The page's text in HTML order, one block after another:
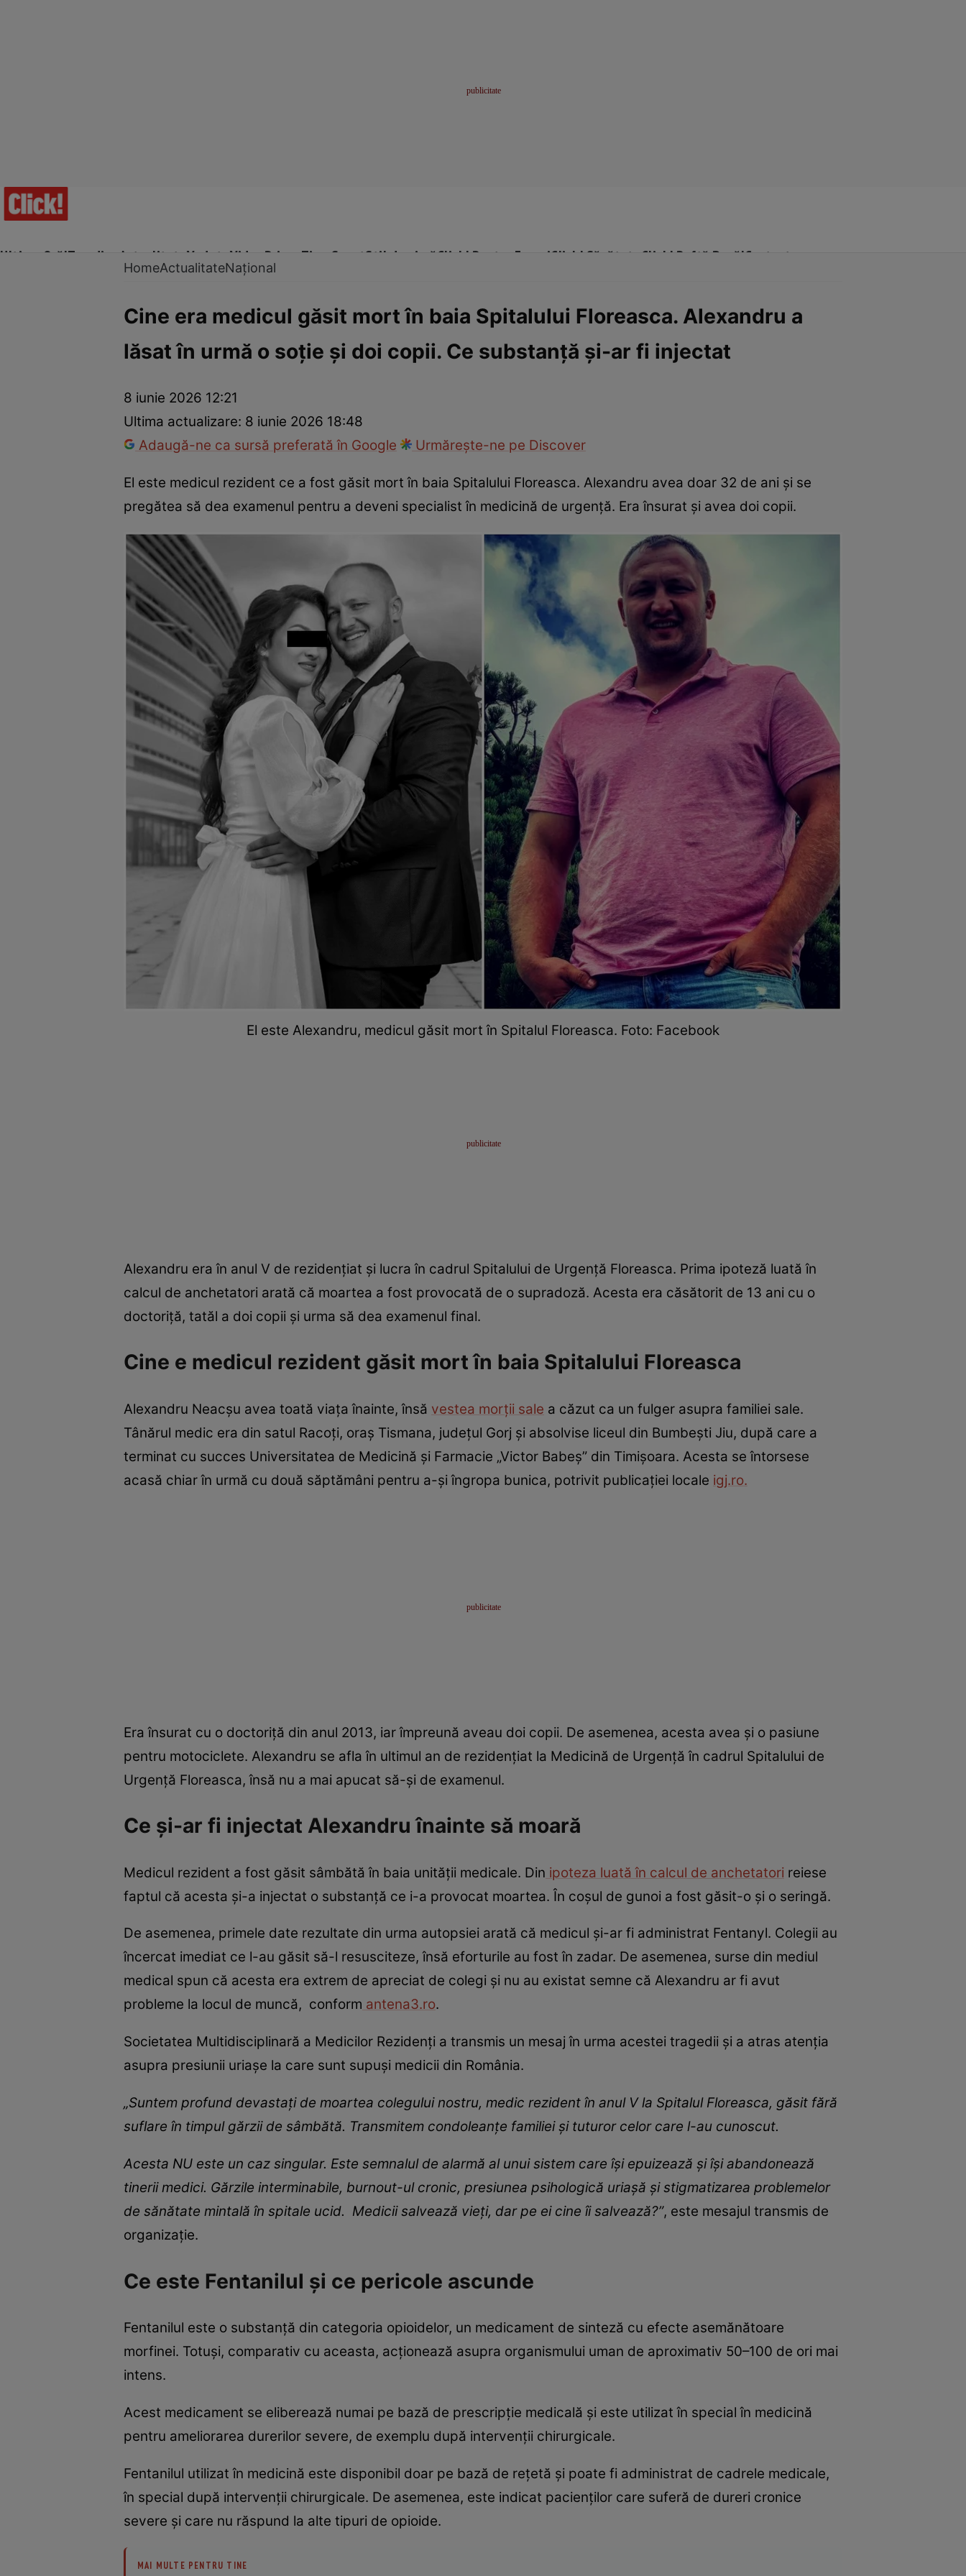
Ultima Oră!Trending Actualitate Vedete Video Prime Time SportStil de viațăClick! Pentru FemeiClick! Sănătate Click! Poftă Bună!Contact
Internațional Fapt diversTehnologieNaționalSport
HomeActualitateNațional
Cine era medicul găsit mort în baia Spitalului Floreasca. Alexandru a
lăsat în urmă o soție și doi copii. Ce substanță și-ar fi injectat
8 iunie 2026 12:21
Ultima actualizare: 8 iunie 2026 18:48
Adaugă-ne ca sursă preferată în Google
Urmărește-ne pe Discover
El este medicul rezident ce a fost găsit mort în baia Spitalului Floreasca. Alexandru avea doar 32 de ani și se
pregătea să dea examenul pentru a deveni specialist în medicină de urgență. Era însurat și avea doi copii.
El este Alexandru, medicul găsit mort în Spitalul Floreasca. Foto: Facebook
Alexandru era în anul V de rezidențiat și lucra în cadrul Spitalului de Urgență Floreasca. Prima ipoteză luată în
calcul de anchetatori arată că moartea a fost provocată de o supradoză. Acesta era căsătorit de 13 ani cu o
doctoriță, tatăl a doi copii și urma să dea examenul final.
Cine e medicul rezident găsit mort în baia Spitalului Floreasca
Alexandru Neacșu avea toată viața înainte, însă vestea morții sale a căzut ca un fulger asupra familiei sale.
Tânărul medic era din satul Racoți, oraș Tismana, județul Gorj și absolvise liceul din Bumbești Jiu, după care a
terminat cu succes Universitatea de Medicină și Farmacie „Victor Babeș” din Timișoara. Acesta se întorsese
acasă chiar în urmă cu două săptămâni pentru a-și îngropa bunica, potrivit publicației locale igj.ro.
Era însurat cu o doctoriță din anul 2013, iar împreună aveau doi copii. De asemenea, acesta avea și o pasiune
pentru motociclete. Alexandru se afla în ultimul an de rezidențiat la Medicină de Urgenţă în cadrul Spitalului de
Urgenţă Floreasca, însă nu a mai apucat să-și de examenul.
Ce și-ar fi injectat Alexandru înainte să moară
Medicul rezident a fost găsit sâmbătă în baia unității medicale. Din ipoteza luată în calcul de anchetatori reiese
faptul că acesta și-a injectat o substanță ce i-a provocat moartea. În coșul de gunoi a fost găsit-o și o seringă.
De asemenea, primele date rezultate din urma autopsiei arată că medicul și-ar fi administrat Fentanyl. Colegii au
încercat imediat ce l-au găsit să-l resusciteze, însă eforturile au fost în zadar. De asemenea, surse din mediul
medical spun că acesta era extrem de apreciat de colegi și nu au existat semne că Alexandru ar fi avut
probleme la locul de muncă, conform antena3.ro.
Societatea Multidisciplinară a Medicilor Rezidenți a transmis un mesaj în urma acestei tragedii și a atras atenția
asupra presiunii uriașe la care sunt supuși medicii din România.
„Suntem profund devastați de moartea colegului nostru, medic rezident în anul V la Spitalul Floreasca, găsit fără
suflare în timpul gărzii de sâmbătă. Transmitem condoleanțe familiei și tuturor celor care l-au cunoscut.
Acesta NU este un caz singular. Este semnalul de alarmă al unui sistem care își epuizează și își abandonează
tinerii medici. Gărzile interminabile, burnout-ul cronic, presiunea psihologică uriașă și stigmatizarea problemelor
de sănătate mintală în spitale ucid. Medicii salvează vieți, dar pe ei cine îi salvează?”, este mesajul transmis de
organizație.
Ce este Fentanilul și ce pericole ascunde
Fentanilul este o substanță din categoria opioidelor, un medicament de sinteză cu efecte asemănătoare
morfinei. Totuși, comparativ cu aceasta, acționează asupra organismului uman de aproximativ 50–100 de ori mai
intens.
Acest medicament se eliberează numai pe bază de prescripție medicală și este utilizat în special în medicină
pentru ameliorarea durerilor severe, de exemplu după intervenții chirurgicale.
Fentanilul utilizat în medicină este disponibil doar pe bază de rețetă și poate fi administrat de cadrele medicale,
în special după intervenții chirurgicale. De asemenea, este indicat pacienților care suferă de dureri cronice
severe și care nu răspund la alte tipuri de opioide.
MAI MULTE PENTRU TINE